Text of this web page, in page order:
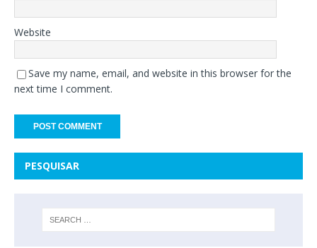
Website
Save my name, email, and website in this browser for the
next time I comment.
PESQUISAR